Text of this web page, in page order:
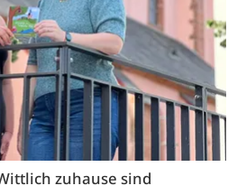
zuhause sind